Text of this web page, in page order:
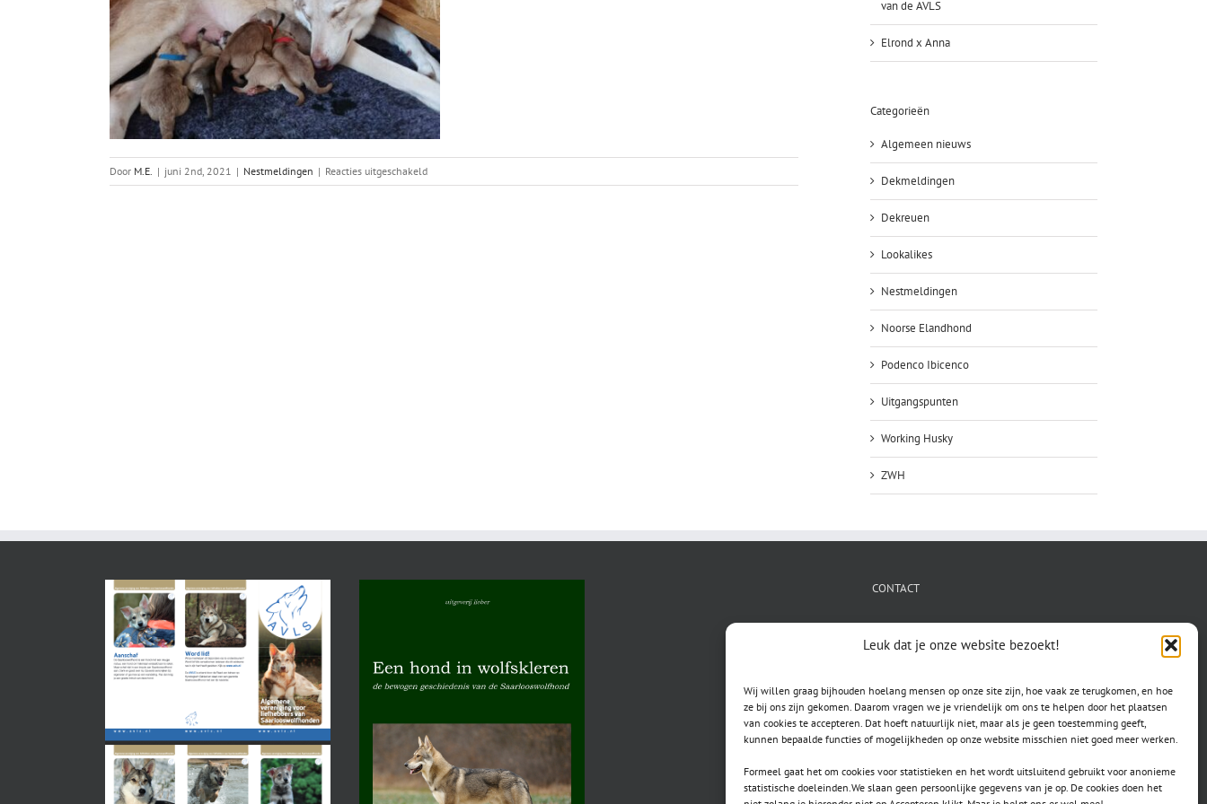
Leuk dat je onze website bezoekt!
Wij willen graag bijhouden hoelang mensen op onze site zijn, hoe vaak ze terugkomen, en hoe
ze bij ons zijn gekomen. Daarom vragen we je vriendelijk om ons te helpen door het plaatsen
van cookies te accepteren. Dat hoeft natuurlijk niet, maar als je geen toestemming geeft,
kunnen bepaalde functies of mogelijkheden op onze website misschien niet goed meer werken.
Formeel gaat het om cookies voor statistieken en het wordt uitsluitend gebruikt voor anonieme
statistische doeleinden.We slaan geen persoonlijke gegevens van je op. De cookies doen het
Door M.E. | juni 2nd, 2021 | Nestmeldingen | Reacties uitgeschakeldvoor
Leela’s
van de AVLS
Elrond x Anna
Categorieën
Algemeen nieuws
Dekmeldingen
Dekreuen
Lookalikes
Nestmeldingen
Noorse Elandhond
Podenco Ibicenco
Uitgangspunten
Working Husky
ZWH
CONTACT